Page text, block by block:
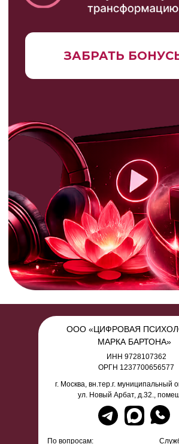
По вопросам:
г. Москва, вн.тер.г. муниципальный
ул. Новый Арбат, д.32.,
ИНН 9728107362
ОРГН 1237700656577
ООО «ЦИФРОВАЯ
МАРКА БАРТОНА»